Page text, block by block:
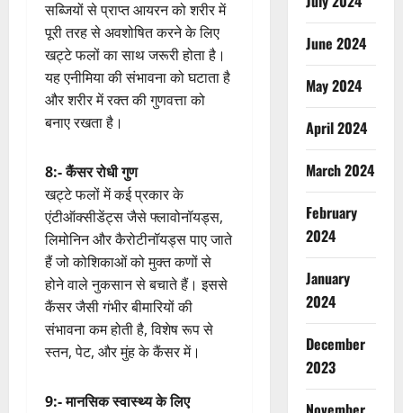
सब्जियों से प्राप्त आयरन को शरीर में
पूरी तरह से अवशोषित करने के लिए
खट्टे फलों का साथ जरूरी होता है।
यह एनीमिया की संभावना को घटाता है
और शरीर में रक्त की गुणवत्ता को
बनाए रखता है।
8:- कैंसर रोधी गुण
खट्टे फलों में कई प्रकार के
एंटीऑक्सीडेंट्स जैसे फ्लावोनॉयड्स,
लिमोनिन और कैरोटीनॉयड्स पाए जाते
हैं जो कोशिकाओं को मुक्त कणों से
होने वाले नुकसान से बचाते हैं। इससे
कैंसर जैसी गंभीर बीमारियों की
संभावना कम होती है, विशेष रूप से
स्तन, पेट, और मुंह के कैंसर में।
9:- मानसिक स्वास्थ्य के लिए
June 2024
May 2024
April 2024
March 2024
February
2024
January
2024
December
2023